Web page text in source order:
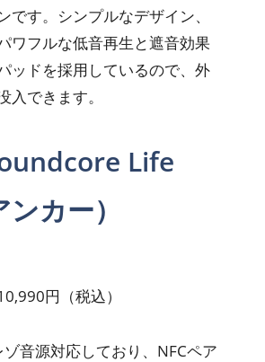
です。シンプルなデザイン、
ワフルな低音再生と遮音効果
ッドを採用しているので、外
入できます。
Life
カー）
円（税込）
音源対応しており、NFCペア